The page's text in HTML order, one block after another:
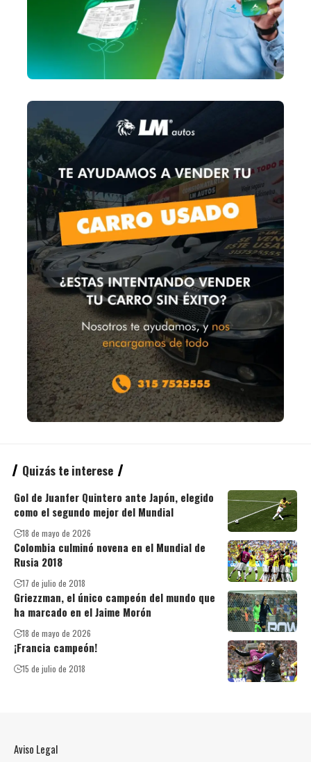
Quizás te interese
Gol de Juanfer Quintero ante Japón, elegido
como el segundo mejor del Mundial
18 de mayo de 2026
Colombia culminó novena en el Mundial de
Rusia 2018
17 de julio de 2018
Griezzman, el único campeón del mundo que
ha marcado en el Jaime Morón
18 de mayo de 2026
¡Francia campeón!
15 de julio de 2018
Aviso Legal